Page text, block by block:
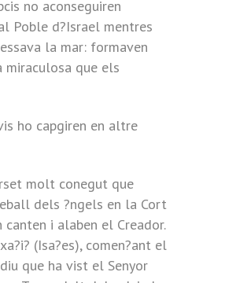
no aconseguiren
Poble d?Israel mentres
la mar: formaven
miraculosa que els
ho capgiren en altre
molt conegut que
dels ?ngels en la Cort
canten i alaben el Creador.
(Isa?es), comen?ant el
que ha vist el Senyor